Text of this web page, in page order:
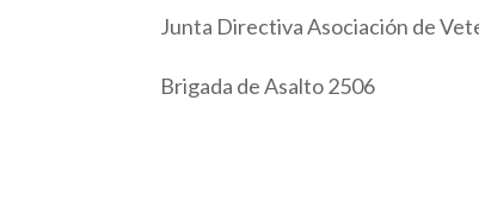
Junta Directiva Asociación de
Brigada de Asalto 2506